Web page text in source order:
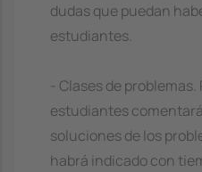
dudas que puedan
estudiantes.
- Clases de
estudiantes
soluciones de los
habrá indicado con